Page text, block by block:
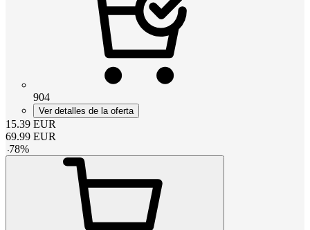
904
Ver detalles de la oferta
15.39 EUR
69.99 EUR
-78%